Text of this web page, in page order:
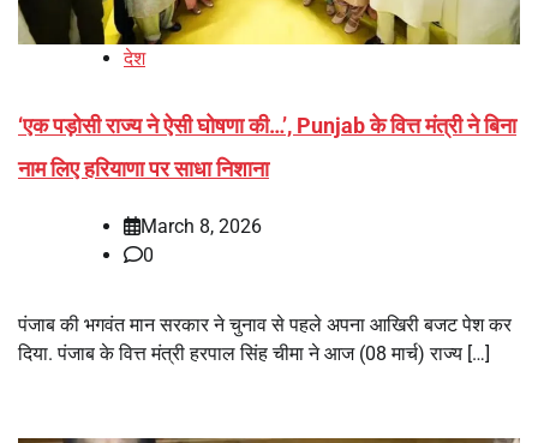
देश
‘एक पड़ोसी राज्य ने ऐसी घोषणा की…’, Punjab के वित्त मंत्री ने बिना
नाम लिए हरियाणा पर साधा निशाना
March 8, 2026
0
पंजाब की भगवंत मान सरकार ने चुनाव से पहले अपना आखिरी बजट पेश कर
दिया. पंजाब के वित्त मंत्री हरपाल सिंह चीमा ने आज (08 मार्च) राज्य […]